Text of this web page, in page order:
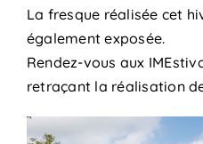
La fresque réalisée cet
également exposée.
Rendez-vous aux
retraçant la réalisation